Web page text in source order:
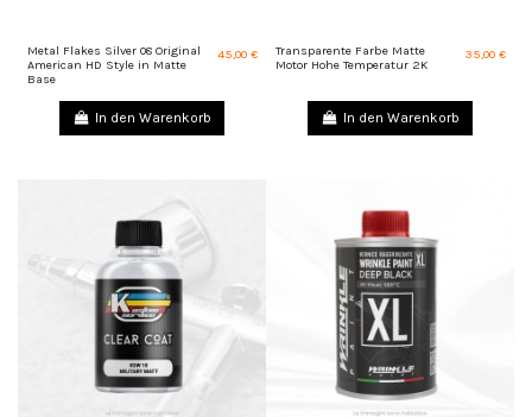
Metal Flakes Silver 08 Original
American HD Style in Matte
Base
45,00 €
In den Warenkorb
Transparente Farbe Matte
Motor Hohe Temperatur 2K
35,00 €
In den Warenkorb